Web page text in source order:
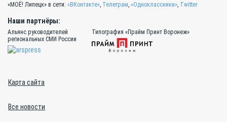
«МОЁ! Липецк» в сети: «ВКонтакте» Телеграм «Одноклассники» Twitter
Наши партнёры:
Альянс руководителей
региональных СМИ России
Типография «Прайм Принт Воронеж»
Карта сайта
Все новости